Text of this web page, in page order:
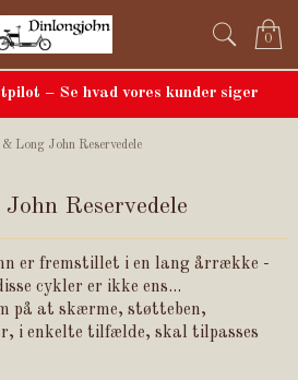
– Se hvad vores kunder siger
0
& Long John Reservedele
Reservedele
er fremstillet i en lang årrække -
cykler er ikke ens...
på at skærme, støtteben,
i enkelte tilfælde, skal tilpasses